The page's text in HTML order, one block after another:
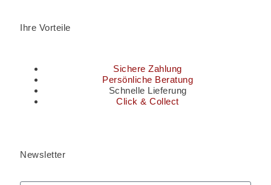
Ihre Vorteile
Sichere Zahlung
Persönliche Beratung
Schnelle Lieferung
Click & Collect
Newsletter